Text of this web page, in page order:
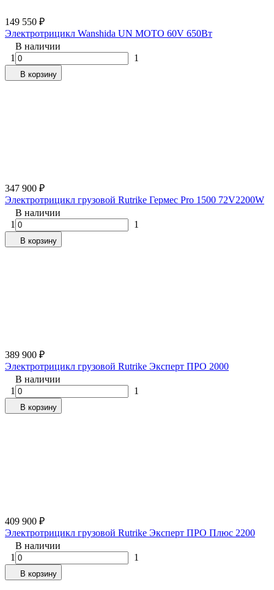
149 550 ₽
Электротрицикл Wanshida UN MOTO 60V 650Вт
В наличии
1
1
В корзину
347 900 ₽
Электротрицикл грузовой Rutrike Гермес Pro 1500 72V2200W
В наличии
1
1
В корзину
389 900 ₽
Электротрицикл грузовой Rutrike Эксперт ПРО 2000
В наличии
1
1
В корзину
409 900 ₽
Электротрицикл грузовой Rutrike Эксперт ПРО Плюс 2200
В наличии
1
1
В корзину